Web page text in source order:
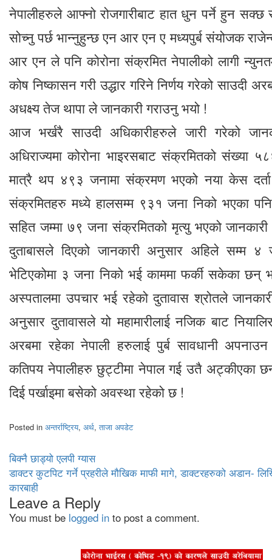
नेपालीहरुले आफ्नो रोजगारीबाट हात धुन पर्ने हुन सक्छ
सोच्नु पर्छ भान्नुहुन्छ एन आर एन ए मध्यपुर्ब संयोजक
आर एन ले पनि कोरोना संक्रमित नेपालीको लागी
कोष निष्कासन गरी उद्धार गरिने निर्णय गरेको साउदी
अधक्ष्य तेज थापा ले जानकारी गराउनु भयो !
आज भर्खरै साउदी अधिकारीहरुले जारी गरेको
अधिराज्यमा कोरोना भाइरसबाट संक्रमितको
मात्रै थप ४९३ जनामा संक्रमण भएको नया केस
संक्रमितहरु मध्ये हालसम्म ९३१ जना निको भएका
सहित जम्मा ७९ जना संक्रमितको मृत्यु भएको
दुताबासले दिएको जानकारी अनुसार अहिले सम्म ४
भेटिएकोमा ३ जना निको भई काममा फर्की सकेका
अस्पतालमा उपचार भई रहेको दुतावास श्रोतले
अनुसार दुतावासले यो महामारीलाई नजिक बाट
अरबमा रहेका नेपाली हरुलाई पुर्ब सावधानी
कतिपय नेपालीहरु छुट्टीमा नेपाल गई उतै
दिई पर्खाइमा बसेको अवस्था रहेको छ !
Posted in अन्तर्राष्ट्रिय, अर्थ,ताजा अपडेट
Post
navigation
बिक्नै छाड्यो एलपी ग्यास
डाक्टर कुटपिट गर्ने प्रहरीले मौखिक माफी मागे, डाक्टरहरुको अडान-
कारबाही
Leave a Reply
You must be logged in to post a comment.